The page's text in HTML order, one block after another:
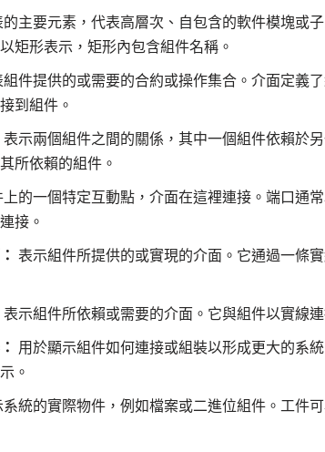
的主要元素，代表高層次、自包含的軟件模塊或
矩形表示，矩形內包含組件名稱。
組件提供的或需要的合約或操作集合。介面定義
到組件。
表示兩個組件之間的關係，其中一個組件依賴於
所依賴的組件。
上的一個特定互動點，介面在這裡連接。端口通
接。
表示組件所提供的或實現的介面。它通過一條
表示組件所依賴或需要的介面。它與組件以實線
用於顯示組件如何連接或組裝以形成更大的系
。
系統的實際物件，例如檔案或二進位組件。工件